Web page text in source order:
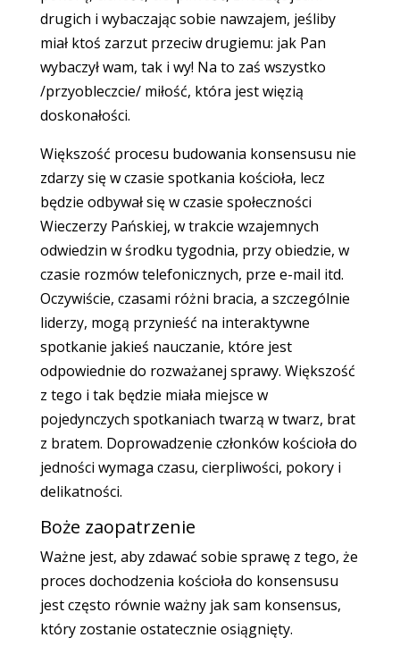
drugich i wybaczając sobie nawzajem, jeśliby
miał ktoś zarzut przeciw drugiemu: jak Pan
wybaczył wam, tak i wy! Na to zaś wszystko
/przyobleczcie/ miłość, która jest więzią
doskonałości.
Większość procesu budowania konsensusu nie
zdarzy się w czasie spotkania kościoła, lecz
będzie odbywał się w czasie społeczności
Wieczerzy Pańskiej, w trakcie wzajemnych
odwiedzin w środku tygodnia, przy obiedzie, w
czasie rozmów telefonicznych, prze e-mail itd.
Oczywiście, czasami różni bracia, a szczególnie
liderzy, mogą przynieść na interaktywne
spotkanie jakieś nauczanie, które jest
odpowiednie do rozważanej sprawy. Większość
z tego i tak będzie miała miejsce w
pojedynczych spotkaniach twarzą w twarz, brat
z bratem. Doprowadzenie członków kościoła do
jedności wymaga czasu, cierpliwości, pokory i
delikatności.
Boże zaopatrzenie
Ważne jest, aby zdawać sobie sprawę z tego, że
proces dochodzenia kościoła do konsensusu
jest często równie ważny jak sam konsensus,
który zostanie ostatecznie osiągnięty.